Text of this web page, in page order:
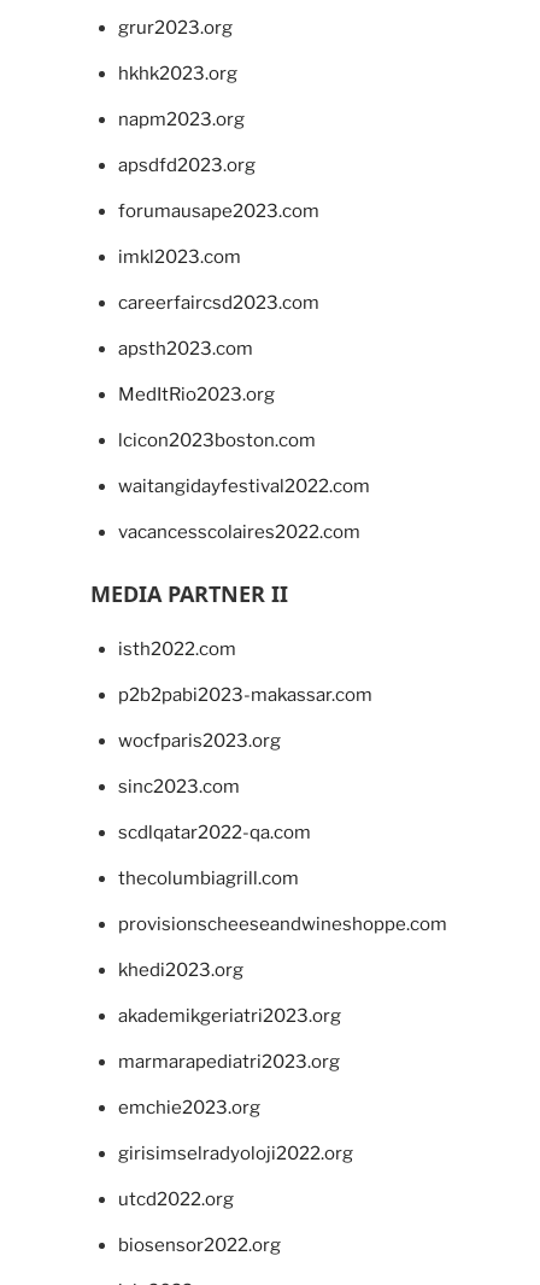
grur2023.org
hkhk2023.org
napm2023.org
apsdfd2023.org
forumausape2023.com
imkl2023.com
careerfaircsd2023.com
apsth2023.com
MedItRio2023.org
lcicon2023boston.com
waitangidayfestival2022.com
vacancesscolaires2022.com
MEDIA PARTNER II
isth2022.com
p2b2pabi2023-makassar.com
wocfparis2023.org
sinc2023.com
scdlqatar2022-qa.com
thecolumbiagrill.com
provisionscheeseandwineshoppe.com
khedi2023.org
akademikgeriatri2023.org
marmarapediatri2023.org
emchie2023.org
girisimselradyoloji2022.org
utcd2022.org
biosensor2022.org